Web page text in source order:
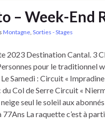
– Week-End
Montagne Sorties - Stages
2023 Destination Cantal. 3
pour le traditionnel
Samedi : Circuit «
du Col de Serre Circuit «
seul le soleil aux
La raquette c’est à